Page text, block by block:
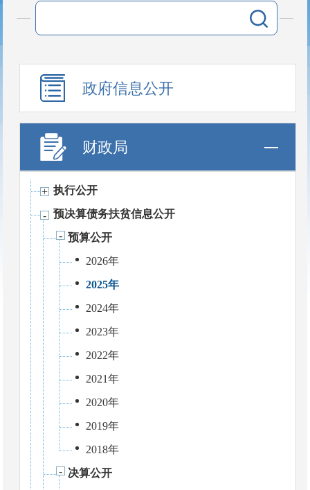
政府信息公开
财政局
执行公开
预决算债务扶贫信息公开
预算公开
2026年
2025年
2024年
2023年
2022年
2021年
2020年
2019年
2018年
决算公开